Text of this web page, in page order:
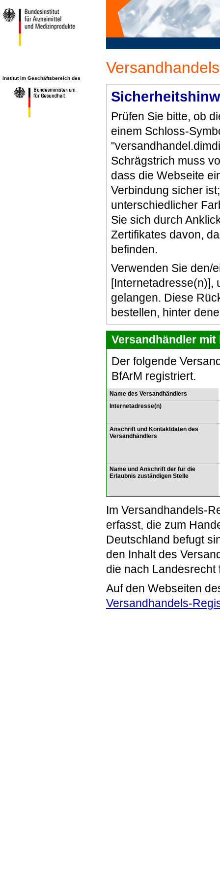
Institut im Geschäftsbereich des
Prüfen Sie bitte, ob
einem Schloss-
Schrägstrich muss
dass die Webseite
Verbindung sicher
unterschiedlicher
Sie sich durch
Zertifikates davon,
befinden.
Verwenden Sie den/
[Internetadresse(n)],
gelangen. Diese
bestellen, hinter
Versandhändler
Der folgende
BfArM registriert.
Name des Versandhändlers
Internetadresse(n)
Anschrift und Kontaktdaten des
Versandhändlers
Name und Anschrift der für die
Erlaubnis zuständigen Stelle
Im Versandhandels-
erfasst, die zum
Deutschland befugt
den Inhalt des
die nach Landesrecht
Auf den Webseiten
Versandhandels-